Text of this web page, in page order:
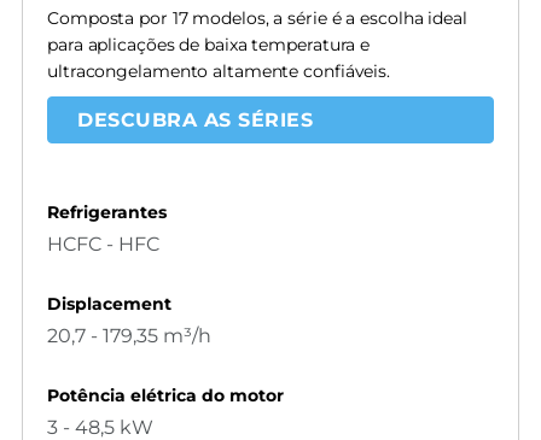
Composta por 17 modelos, a série é a escolha ideal
para aplicações de baixa temperatura e
ultracongelamento altamente confiáveis.
DESCUBRA AS SÉRIES
Refrigerantes
HCFC - HFC
Displacement
20,7 - 179,35 m³/h
Potência elétrica do motor
3 - 48,5 kW